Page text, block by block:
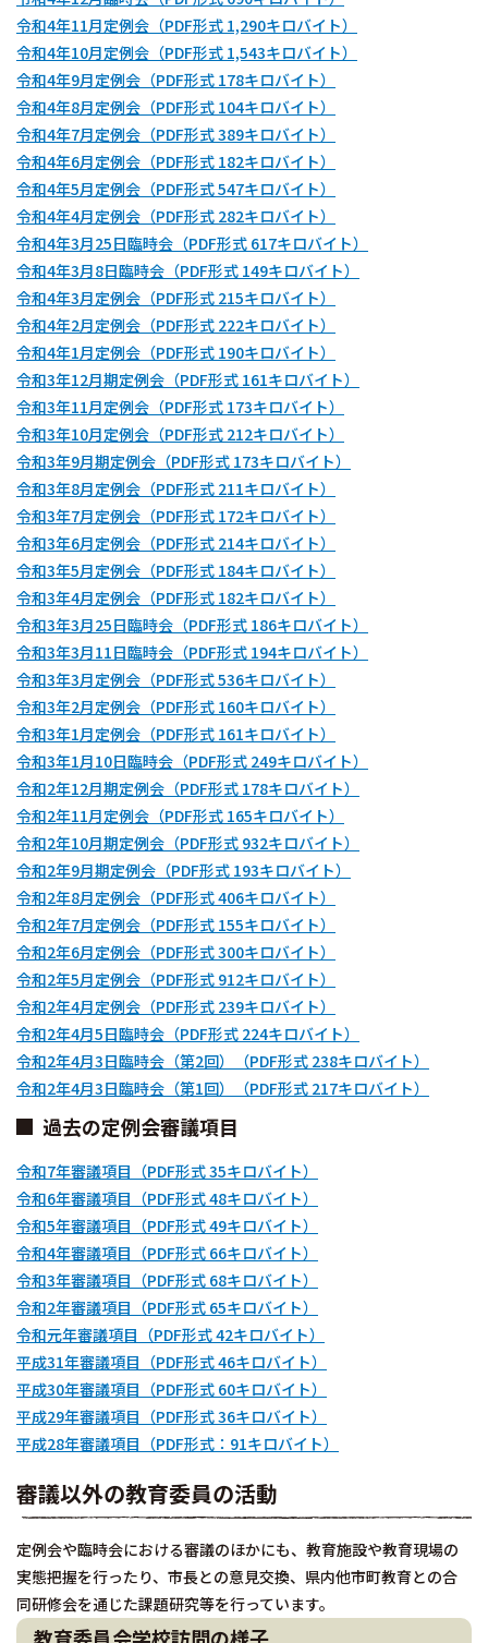
令和4年11月定例会（PDF形式 1,290キロバイト）
令和4年10月定例会（PDF形式 1,543キロバイト）
令和4年9月定例会（PDF形式 178キロバイト）
令和4年8月定例会（PDF形式 104キロバイト）
令和4年7月定例会（PDF形式 389キロバイト）
令和4年6月定例会（PDF形式 182キロバイト）
令和4年5月定例会（PDF形式 547キロバイト）
令和4年4月定例会（PDF形式 282キロバイト）
令和4年3月25日臨時会（PDF形式 617キロバイト）
令和4年3月8日臨時会（PDF形式 149キロバイト）
令和4年3月定例会（PDF形式 215キロバイト）
令和4年2月定例会（PDF形式 222キロバイト）
令和4年1月定例会（PDF形式 190キロバイト）
令和3年12月期定例会（PDF形式 161キロバイト）
令和3年11月定例会（PDF形式 173キロバイト）
令和3年10月定例会（PDF形式 212キロバイト）
令和3年9月期定例会（PDF形式 173キロバイト）
令和3年8月定例会（PDF形式 211キロバイト）
令和3年7月定例会（PDF形式 172キロバイト）
令和3年6月定例会（PDF形式 214キロバイト）
令和3年5月定例会（PDF形式 184キロバイト）
令和3年4月定例会（PDF形式 182キロバイト）
令和3年3月25日臨時会（PDF形式 186キロバイト）
令和3年3月11日臨時会（PDF形式 194キロバイト）
令和3年3月定例会（PDF形式 536キロバイト）
令和3年2月定例会（PDF形式 160キロバイト）
令和3年1月定例会（PDF形式 161キロバイト）
令和3年1月10日臨時会（PDF形式 249キロバイト）
令和2年12月期定例会（PDF形式 178キロバイト）
令和2年11月定例会（PDF形式 165キロバイト）
令和2年10月期定例会（PDF形式 932キロバイト）
令和2年9月期定例会（PDF形式 193キロバイト）
令和2年8月定例会（PDF形式 406キロバイト）
令和2年7月定例会（PDF形式 155キロバイト）
令和2年6月定例会（PDF形式 300キロバイト）
令和2年5月定例会（PDF形式 912キロバイト）
令和2年4月定例会（PDF形式 239キロバイト）
令和2年4月5日臨時会（PDF形式 224キロバイト）
令和2年4月3日臨時会（第2回）（PDF形式 238キロバイト）
令和2年4月3日臨時会（第1回）（PDF形式 217キロバイト）
過去の定例会審議項目
令和7年審議項目（PDF形式 35キロバイト）
令和6年審議項目（PDF形式 48キロバイト）
令和5年審議項目（PDF形式 49キロバイト）
令和4年審議項目（PDF形式 66キロバイト）
令和3年審議項目（PDF形式 68キロバイト）
令和2年審議項目（PDF形式 65キロバイト）
令和元年審議項目（PDF形式 42キロバイト）
平成31年審議項目（PDF形式 46キロバイト）
平成30年審議項目（PDF形式 60キロバイト）
平成29年審議項目（PDF形式 36キロバイト）
平成28年審議項目（PDF形式：91キロバイト）
審議以外の教育委員の活動
定例会や臨時会における審議のほかにも、教育施設や教育現場の
実態把握を行ったり、市長との意見交換、県内他市町教育との合
同研修会を通じた課題研究等を行っています。